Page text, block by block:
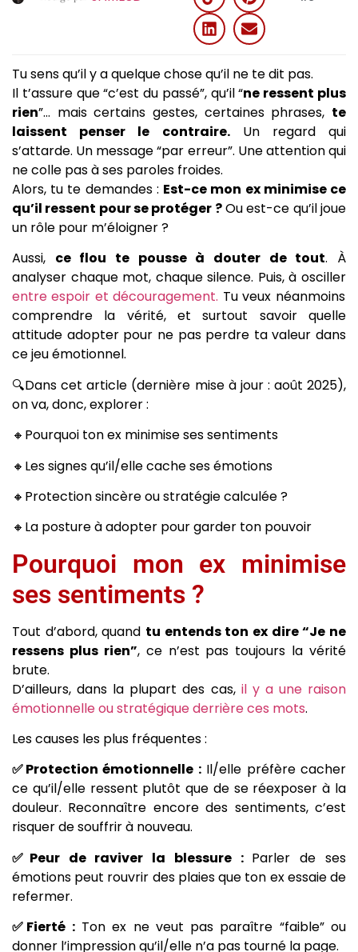
Tu sens qu’il y a quelque chose qu’il ne te dit pas.
Il t’assure que “c’est du passé”, qu’il “ne ressent plus
rien”… mais certains gestes, certaines phrases, te
laissent penser le contraire.Un regard qui
s’attarde. Un message “par erreur”. Une attention qui
ne colle pas à ses paroles froides.
Alors, tu te demandes : Est-ce mon ex minimise ce
qu’il ressent pour se protéger ?Ou est-ce qu’il joue
un rôle pour m’éloigner ?
Aussi, ce flou te pousse à douter de tout. À
analyser chaque mot, chaque silence. Puis, à osciller
entre espoir et découragement. Tu veux néanmoins
comprendre la vérité, et surtout savoir quelle
attitude adopter pour ne pas perdre ta valeur dans
ce jeu émotionnel.
🔍Dans cet article (dernière mise à jour : août 2025),
on va, donc, explorer :
🔸Pourquoi ton ex minimise ses sentiments
🔸Les signes qu’il/elle cache ses émotions
🔸Protection sincère ou stratégie calculée ?
🔸La posture à adopter pour garder ton pouvoir
Pourquoi mon ex minimise
ses sentiments ?
Tout d’abord, quand tu entends ton ex dire “Je ne
ressens plus rien”, ce n’est pas toujours la vérité
brute.
D’ailleurs, dans la plupart des cas, il y a une raison
émotionnelle ou stratégique derrière ces mots.
Les causes les plus fréquentes :
✅Protection émotionnelle :Il/elle préfère cacher
ce qu’il/elle ressent plutôt que de se réexposer à la
douleur. Reconnaître encore des sentiments, c’est
risquer de souffrir à nouveau.
✅Peur de raviver la blessure : Parler de ses
émotions peut rouvrir des plaies que ton ex essaie de
refermer.
✅Fierté :Ton ex ne veut pas paraître “faible” ou
donner l’impression qu’il/elle n’a pas tourné la page.